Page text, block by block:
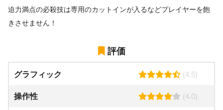
迫力満点の必殺技は専用のカットインが入るなどプレイヤーを飽
きさせません！
評価
グラフィック (4.5)
操作性 (4.0)